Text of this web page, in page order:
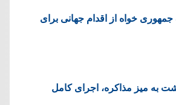
جمهوری خواه از اقدام جهانی برای
به میز مذاکره، اجرای کامل